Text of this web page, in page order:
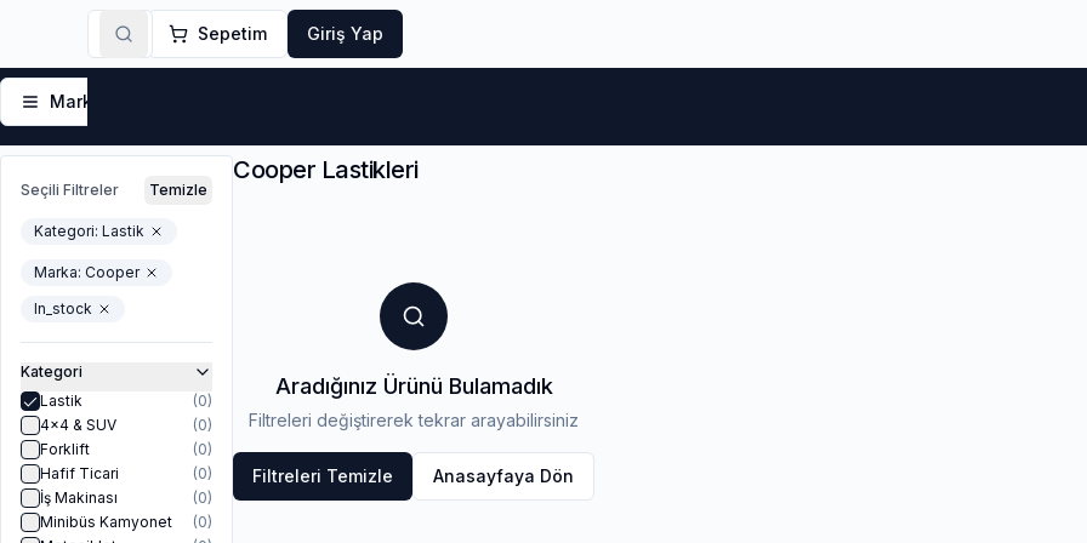
Sepetim Giriş Yap
Markalar
Seçili Filtreler Temizle
Kategori: Lastik
Marka: Cooper
In_stock
Kategori
Lastik
(0)
4x4 & SUV
(0)
Forklift
(0)
Hafif Ticari
(0)
İş Makinası
(0)
Minibüs Kamyonet
(0)
Cooper Lastikleri
Aradığınız Ürünü Bulamadık
Filtreleri değiştirerek tekrar arayabilirsiniz
Filtreleri Temizle Anasayfaya Dön